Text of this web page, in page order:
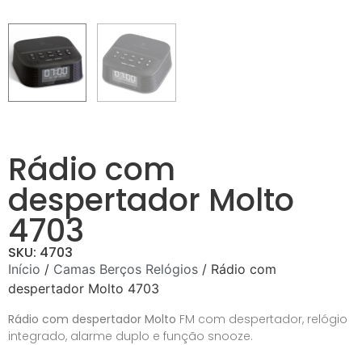
Rádio com
despertador Molto
4703
SKU: 4703
Início / Camas Berços Relógios / Rádio com
despertador Molto 4703
Rádio com despertador Molto FM com despertador, relógio
integrado, alarme duplo e função snooze.